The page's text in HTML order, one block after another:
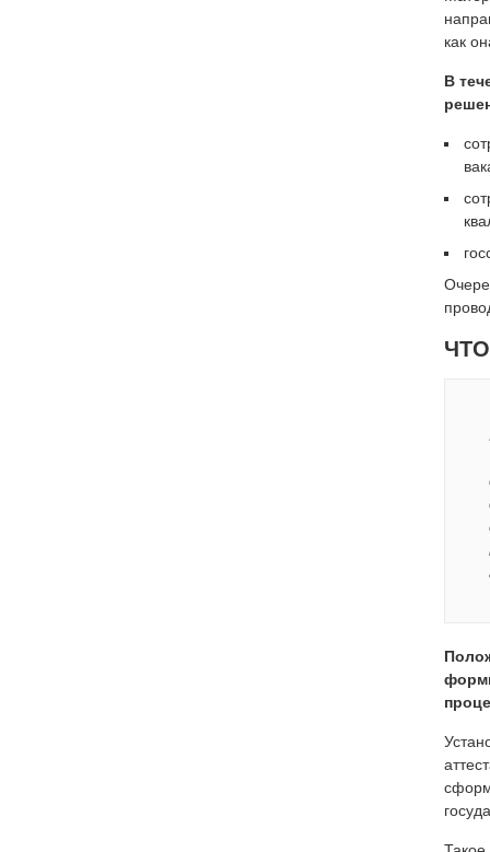
как
В